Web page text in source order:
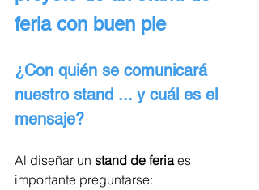
feria con buen pie
¿Con quién se comunicará
nuestro stand ... y cuál es el
mensaje?
Al diseñar un stand de feria es
importante preguntarse: